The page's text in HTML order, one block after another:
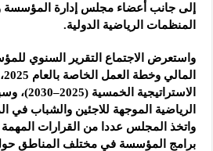
إلى جانب أعضاء مجلس إدارة
المنظمات الرياضية الدولية.
الرياضية الموجهة للاجئين والشباب في
واتخذ المجلس عددا من القرارات
برامج المؤسسة في مختلف المناطق